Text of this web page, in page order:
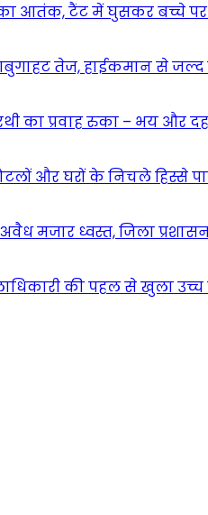
का आतंक, टैंट में घुसकर बच्चे
तेज, हाईकमान से जल्द
का प्रवाह रुका – भय और
और घरों के निचले हिस्से
मजार ध्वस्त, जिला
की पहल से खुला उच्च